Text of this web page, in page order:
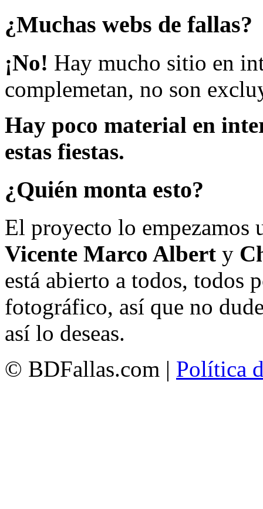
¿Muchas webs de fallas?
¡No! Hay mucho sitio en
complemetan, no son
Hay poco material en
estas fiestas.
¿Quién monta esto?
El proyecto lo empezamos
Vicente Marco Albert y
está abierto a todos, todos
fotográfico, así que no
así lo deseas.
© BDFallas.com | Política